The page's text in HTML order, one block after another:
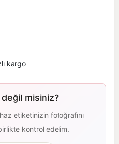
kargo
misiniz?
etiketinizin fotoğrafını
kontrol edelim.